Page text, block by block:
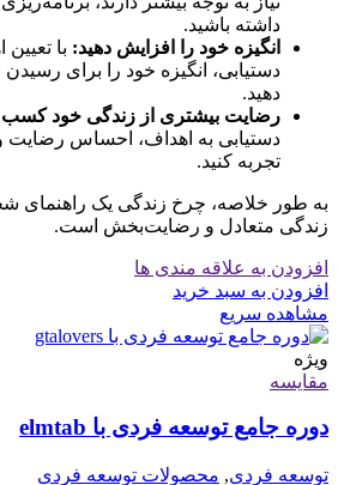
داشته باشید.
انگیزه خود را افزایش دهید: با
دستیابی، انگیزه خود را برای
دهید.
رضایت بیشتری از زندگی خود کسب
دستیابی به اهداف، احساس رضایت
تجربه کنید.
به طور خلاصه، چرخ زندگی یک
زندگی متعادل و رضایت‌بخش است.
افزودن به علاقه مندی ها
افزودن به سبد خرید
مشاهده سریع
ویژه
مقایسه
دوره جامع توسعه فردی با elmtab
توسعه فردی, محصولات توسعه فردی